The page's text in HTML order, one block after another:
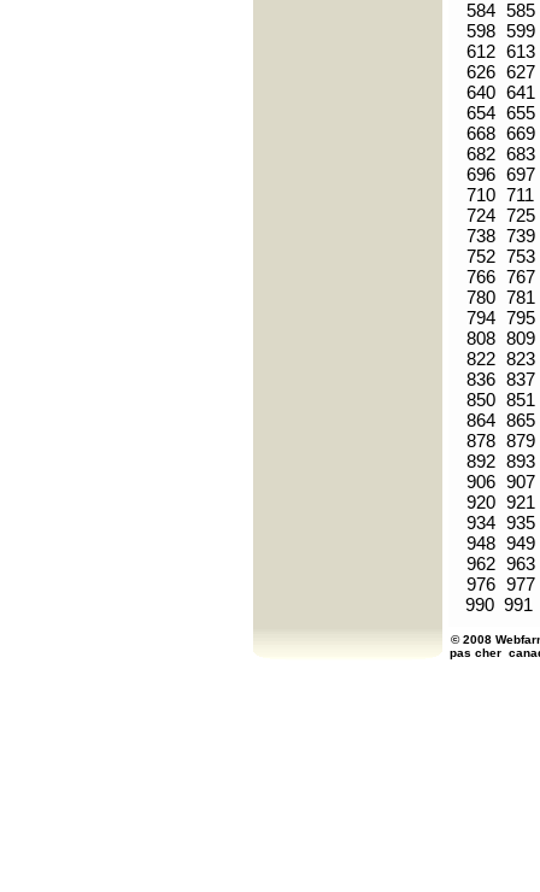
584 585
598 599
612 613
626 627
640 641
654 655
668 669
682 683
696 697
710 711
724 725
738 739
752 753
766 767
780 781
794 795
808 809
822 823
836 837
850 851
864 865
878 879
892 893
906 907
920 921
934 935
948 949
962 963
976 977
990 991
© 2008
pas cher